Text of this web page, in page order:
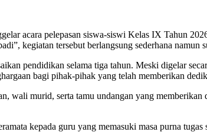
acara pelepasan siswa-siswi Kelas IX Tahun
kegiatan tersebut berlangsung sederhana namun
pendidikan selama tiga tahun. Meski digelar
bagi pihak-pihak yang telah memberikan
wali murid, serta tamu undangan yang
kepada guru yang memasuki masa purna